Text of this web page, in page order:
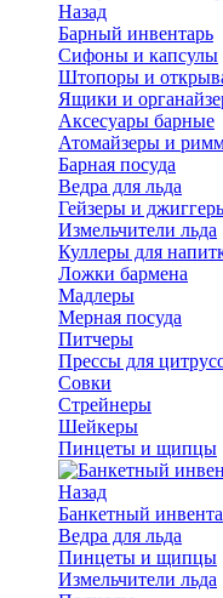
Назад
Барный инвентарь
Сифоны и капсулы
Штопоры и
Ящики и
Аксесуары барные
Атомайзеры и
Барная посуда
Ведра для льда
Гейзеры и
Измельчители льда
Куллеры для
Ложки бармена
Мадлеры
Мерная посуда
Питчеры
Прессы для
Совки
Стрейнеры
Шейкеры
Пинцеты и щипцы
Назад
Банкетный
Ведра для льда
Пинцеты и щипцы
Измельчители льда